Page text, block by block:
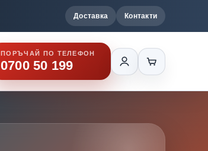
Доставка Контакти
ПОРЪЧАЙ ПО ТЕЛЕФОН
0700 50 199